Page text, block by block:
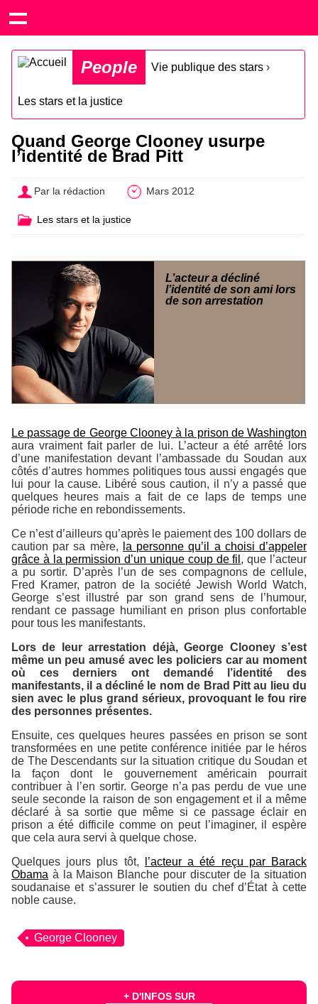
People Vie publique des stars ›
Les stars et la justice
Quand George Clooney usurpe
l’identité de Brad Pitt
Par la rédaction Mars 2012
Les stars et la justice
L’acteur a décliné
l’identité de son ami lors
de son arrestation
Le passage de George Clooney à la prison de Washington
aura vraiment fait parler de lui. L’acteur a été arrêté lors
d’une manifestation devant l’ambassade du Soudan aux
côtés d’autres hommes politiques tous aussi engagés que
lui pour la cause. Libéré sous caution, il n’y a passé que
quelques heures mais a fait de ce laps de temps une
période riche en rebondissements.
Ce n’est d’ailleurs qu’après le paiement des 100 dollars de
caution par sa mère,
la personne qu’il a choisi d’appeler
grâce à la permission d’un unique coup de fil , que l’acteur
a pu sortir. D’après l’un de ses compagnons de cellule,
Fred Kramer, patron de la société Jewish World Watch,
George s’est illustré par son grand sens de l’humour,
rendant ce passage humiliant en prison plus confortable
pour tous les manifestants.
Lors de leur arrestation déjà, George Clooney s’est
même un peu amusé avec les policiers car au moment
où ces derniers ont demandé l’identité des
manifestants, il a décliné le nom de Brad Pitt au lieu du
sien avec le plus grand sérieux, provoquant le fou rire
des personnes présentes.
Ensuite, ces quelques heures passées en prison se sont
transformées en une petite conférence initiée par le héros
de The Descendants sur la situation critique du Soudan et
la façon dont le gouvernement américain pourrait
contribuer à l’en sortir. George n’a pas perdu de vue une
seule seconde la raison de son engagement et il a même
déclaré à sa sortie que même si ce passage éclair en
prison a été difficile comme on peut l’imaginer, il espère
que cela aura servi à quelque chose.
Quelques jours plus tôt,
l’acteur a été reçu par Barack
Obama à la Maison Blanche pour discuter de la situation
soudanaise et s’assurer le soutien du chef d’État à cette
noble cause.
George Clooney
+ D'INFOS SUR